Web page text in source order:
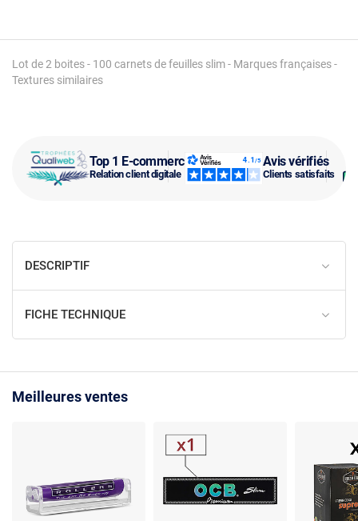
Top 1 E-commerce
Relation client digitale
Avis vérifiés
Clients satisfaits
Lot de 2 boites - 100 carnets de feuilles slim - Marques françaises -
Textures similaires
DESCRIPTIF
FICHE TECHNIQUE
Meilleures ventes